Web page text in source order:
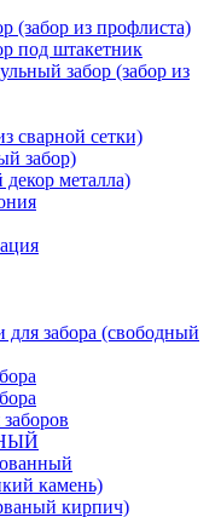
(забор из профлиста)
под штакетник
забор (забор из
сварной сетки)
забор)
металла)
забора (свободный
камень)
кирпич)